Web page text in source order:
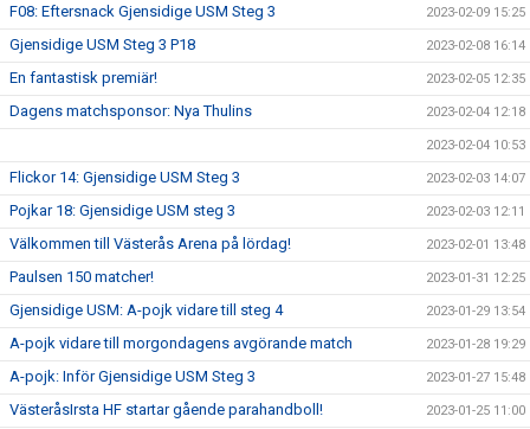
F08: Eftersnack Gjensidige USM Steg 3 2023-02-09 15:25
Gjensidige USM Steg 3 P18 2023-02-08 16:14
En fantastisk premiär! 2023-02-05 12:35
Dagens matchsponsor: Nya Thulins 2023-02-04 12:18
2023-02-04 10:53
Flickor 14: Gjensidige USM Steg 3 2023-02-03 14:07
Pojkar 18: Gjensidige USM steg 3 2023-02-03 12:11
Välkommen till Västerås Arena på lördag! 2023-02-01 13:48
Paulsen 150 matcher! 2023-01-31 12:25
Gjensidige USM: A-pojk vidare till steg 4 2023-01-29 13:54
A-pojk vidare till morgondagens avgörande match 2023-01-28 19:29
A-pojk: Inför Gjensidige USM Steg 3 2023-01-27 15:48
VästeråsIrsta HF startar gående parahandboll! 2023-01-25 11:00